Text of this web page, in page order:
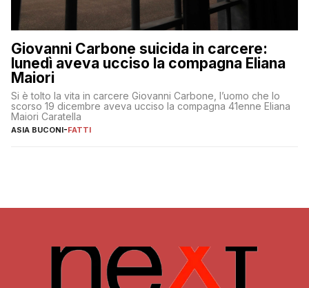
Giovanni Carbone suicida in carcere:
lunedì aveva ucciso la compagna Eliana
Maiori
Si è tolto la vita in carcere Giovanni Carbone, l’uomo che lo
scorso 19 dicembre aveva ucciso la compagna 41enne Eliana
Maiori Caratella
ASIA BUCONI-FATTI